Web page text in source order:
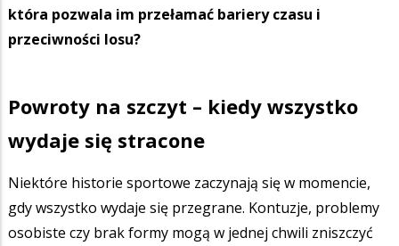
która pozwala im przełamać bariery czasu i
przeciwności losu?
Powroty na szczyt – kiedy wszystko
wydaje się stracone
Niektóre historie sportowe zaczynają się w momencie,
gdy wszystko wydaje się przegrane. Kontuzje, problemy
osobiste czy brak formy mogą w jednej chwili zniszczyć